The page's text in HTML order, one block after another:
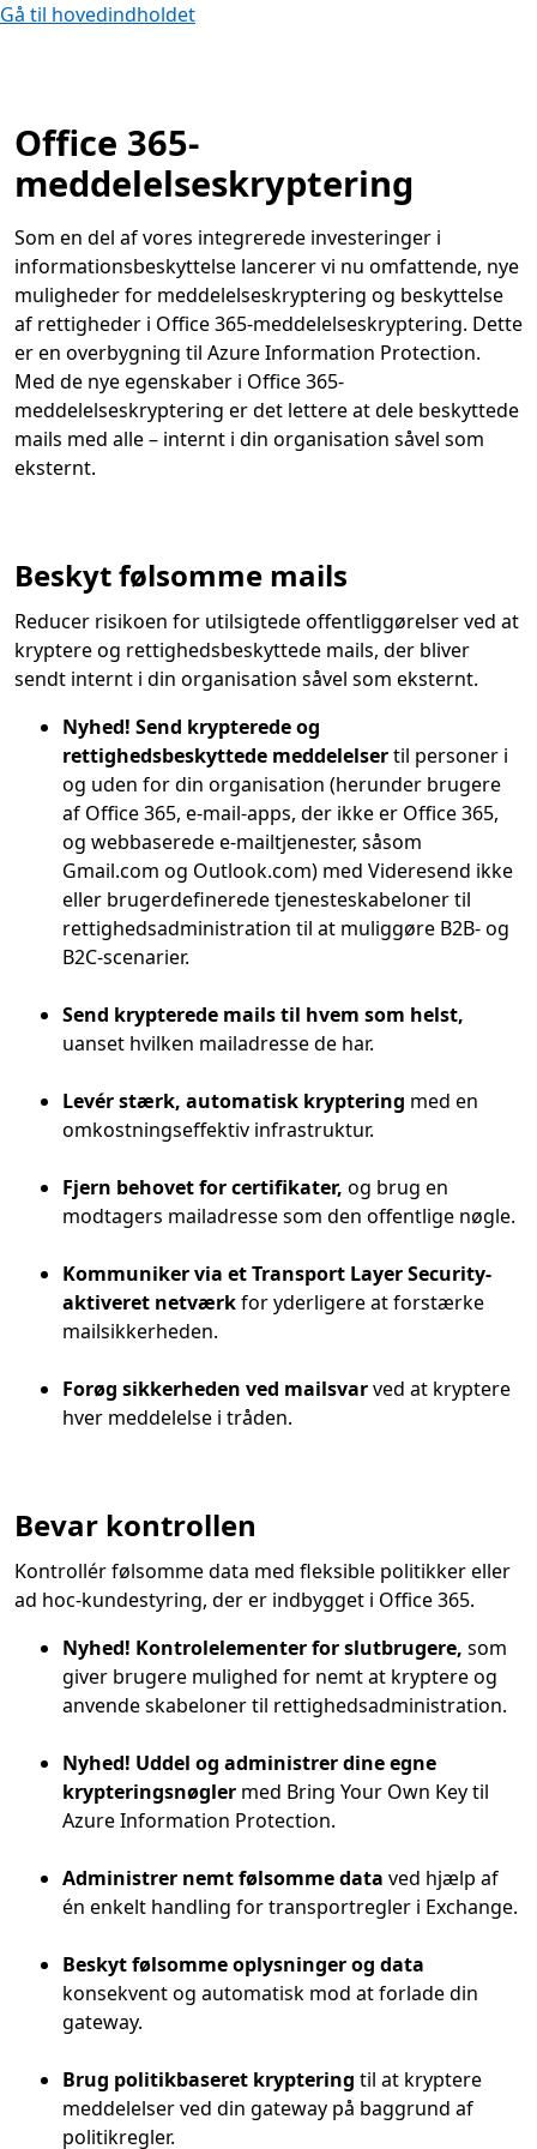
Gå til hovedindholdet
Office 365-
meddelelseskryptering
Som en del af vores integrerede investeringer i
informationsbeskyttelse lancerer vi nu omfattende, nye
muligheder for meddelelseskryptering og beskyttelse
af rettigheder i Office 365-meddelelseskryptering. Dette
er en overbygning til Azure Information Protection.
Med de nye egenskaber i Office 365-
meddelelseskryptering er det lettere at dele beskyttede
mails med alle – internt i din organisation såvel som
eksternt.
Beskyt følsomme mails
Reducer risikoen for utilsigtede offentliggørelser ved at
kryptere og rettighedsbeskyttede mails, der bliver
sendt internt i din organisation såvel som eksternt.
Nyhed! Send krypterede og
rettighedsbeskyttede meddelelsertil personer i
og uden for din organisation (herunder brugere
af Office 365, e-mail-apps, der ikke er Office 365,
og webbaserede e-mailtjenester, såsom
Gmail.com og Outlook.com) med Videresend ikke
eller brugerdefinerede tjenesteskabeloner til
rettighedsadministration til at muliggøre B2B- og
B2C-scenarier.
Send krypterede mails til hvem som helst,
uanset hvilken mailadresse de har.
Levér stærk, automatisk kryptering med en
omkostningseffektiv infrastruktur.
Fjern behovet for certifikater, og brug en
modtagers mailadresse som den offentlige nøgle.
Kommuniker via et Transport Layer Security-
aktiveret netværkfor yderligere at forstærke
mailsikkerheden.
Forøg sikkerheden ved mailsvarved at kryptere
hver meddelelse i tråden.
Bevar kontrollen
Kontrollér følsomme data med fleksible politikker eller
ad hoc-kundestyring, der er indbygget i Office 365.
Nyhed! Kontrolelementer for slutbrugere, som
giver brugere mulighed for nemt at kryptere og
anvende skabeloner til rettighedsadministration.
Nyhed! Uddel og administrer dine egne
krypteringsnøgler med Bring Your Own Key til
Azure Information Protection.
Administrer nemt følsomme data ved hjælp af
én enkelt handling for transportregler i Exchange.
Beskyt følsomme oplysninger og data
konsekvent og automatisk mod at forlade din
gateway.
Brug politikbaseret kryptering til at kryptere
meddelelser ved din gateway på baggrund af
politikregler.